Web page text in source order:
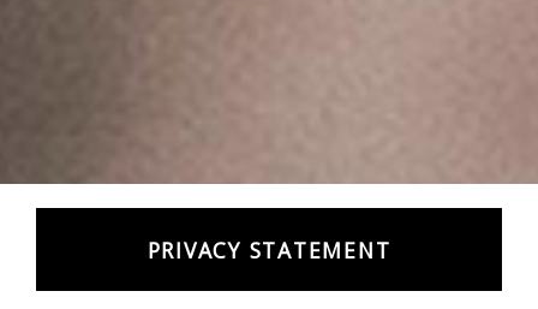
PRIVACY STATEMENT